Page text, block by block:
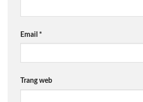
Email *
Trang web